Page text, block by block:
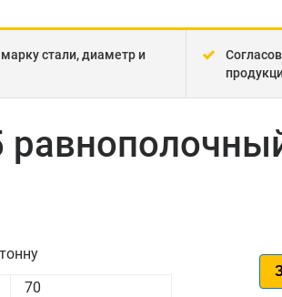
стали, диаметр и
70